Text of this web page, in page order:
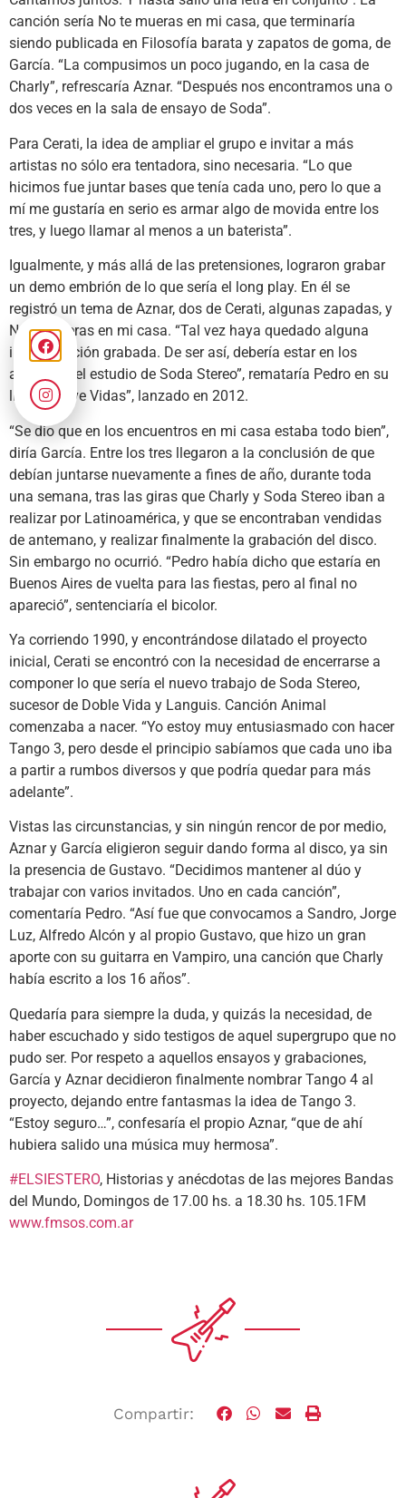
canción sería No te mueras en mi casa, que terminaría
siendo publicada en Filosofía barata y zapatos de goma, de
García. “La compusimos un poco jugando, en la casa de
Charly”, refrescaría Aznar. “Después nos encontramos una o
dos veces en la sala de ensayo de Soda”.
Para Cerati, la idea de ampliar el grupo e invitar a más
artistas no sólo era tentadora, sino necesaria. “Lo que
hicimos fue juntar bases que tenía cada uno, pero lo que a
mí me gustaría en serio es armar algo de movida entre los
tres, y luego llamar al menos a un baterista”.
Igualmente, y más allá de las pretensiones, lograron grabar
un demo embrión de lo que sería el long play. En él se
registró un tema de Aznar, dos de Cerati, algunas zapadas, y
No te mueras en mi casa. “Tal vez haya quedado alguna
improvisación grabada. De ser así, debería estar en los
archivos del estudio de Soda Stereo”, remataría Pedro en su
libro “Nueve Vidas”, lanzado en 2012.
“Se dio que en los encuentros en mi casa estaba todo bien”,
diría García. Entre los tres llegaron a la conclusión de que
debían juntarse nuevamente a fines de año, durante toda
una semana, tras las giras que Charly y Soda Stereo iban a
realizar por Latinoamérica, y que se encontraban vendidas
de antemano, y realizar finalmente la grabación del disco.
Sin embargo no ocurrió. “Pedro había dicho que estaría en
Buenos Aires de vuelta para las fiestas, pero al final no
apareció”, sentenciaría el bicolor.
Ya corriendo 1990, y encontrándose dilatado el proyecto
inicial, Cerati se encontró con la necesidad de encerrarse a
componer lo que sería el nuevo trabajo de Soda Stereo,
sucesor de Doble Vida y Languis. Canción Animal
comenzaba a nacer. “Yo estoy muy entusiasmado con hacer
Tango 3, pero desde el principio sabíamos que cada uno iba
a partir a rumbos diversos y que podría quedar para más
adelante”.
Vistas las circunstancias, y sin ningún rencor de por medio,
Aznar y García eligieron seguir dando forma al disco, ya sin
la presencia de Gustavo. “Decidimos mantener al dúo y
trabajar con varios invitados. Uno en cada canción”,
comentaría Pedro. “Así fue que convocamos a Sandro, Jorge
Luz, Alfredo Alcón y al propio Gustavo, que hizo un gran
aporte con su guitarra en Vampiro, una canción que Charly
había escrito a los 16 años”.
Quedaría para siempre la duda, y quizás la necesidad, de
haber escuchado y sido testigos de aquel supergrupo que no
pudo ser. Por respeto a aquellos ensayos y grabaciones,
García y Aznar decidieron finalmente nombrar Tango 4 al
proyecto, dejando entre fantasmas la idea de Tango 3.
“Estoy seguro…”, confesaría el propio Aznar, “que de ahí
hubiera salido una música muy hermosa”.
#ELSIESTERO, Historias y anécdotas de las mejores Bandas
del Mundo, Domingos de 17.00 hs. a 18.30 hs. 105.1FM
www.fmsos.com.ar
Compartir: